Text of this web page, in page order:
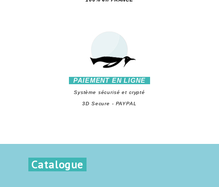
PAIEMENT EN LIGNE
Système sécurisé et crypté
3D Secure - PAYPAL
Catalogue